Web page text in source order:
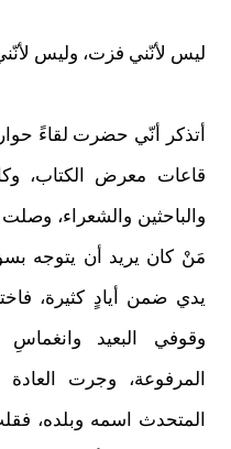
ليس لأنّني فزت، وليس
أتذكر أنّي حضرت لقاءً
قاعات معرض الكتاب،
والباحثين والشعراء،
مَنْ كان يريد أن يتوجه
يدي ضمن أيادٍ كثيرة،
وقوفي البعيد
المرفوعة، وجرت
المتحدث اسمه وبلده،